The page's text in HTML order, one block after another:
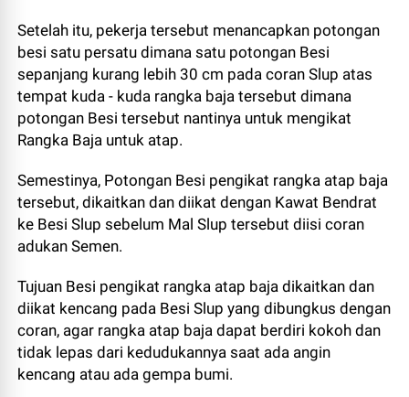
Setelah itu, pekerja tersebut menancapkan potongan
besi satu persatu dimana satu potongan Besi
sepanjang kurang lebih 30 cm pada coran Slup atas
tempat kuda - kuda rangka baja tersebut dimana
potongan Besi tersebut nantinya untuk mengikat
Rangka Baja untuk atap.
Semestinya, Potongan Besi pengikat rangka atap baja
tersebut, dikaitkan dan diikat dengan Kawat Bendrat
ke Besi Slup sebelum Mal Slup tersebut diisi coran
adukan Semen.
Tujuan Besi pengikat rangka atap baja dikaitkan dan
diikat kencang pada Besi Slup yang dibungkus dengan
coran, agar rangka atap baja dapat berdiri kokoh dan
tidak lepas dari kedudukannya saat ada angin
kencang atau ada gempa bumi.